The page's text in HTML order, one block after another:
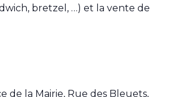
bretzel, …) et la vente de
de la Mairie, Rue des Bleuets,